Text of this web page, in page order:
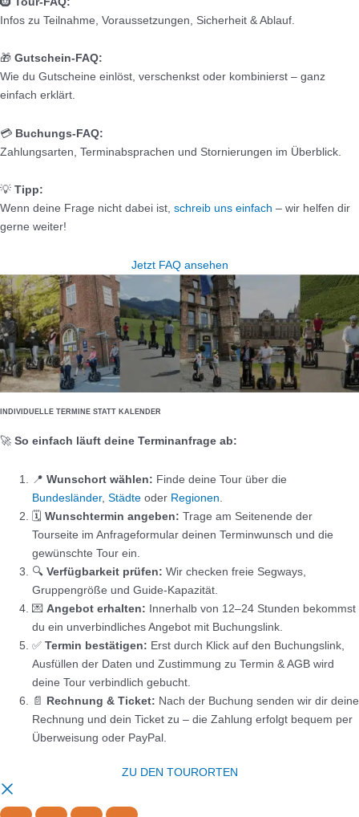
Infos zu Teilnahme, Voraussetzungen, Sicherheit & Ablauf.
🎁 Gutschein-FAQ:
Wie du Gutscheine einlöst, verschenkst oder kombinierst – ganz
einfach erklärt.
💳 Buchungs-FAQ:
Zahlungsarten, Terminabsprachen und Stornierungen im Überblick.
💡 Tipp:
Wenn deine Frage nicht dabei ist, schreib uns einfach – wir helfen dir
gerne weiter!
Jetzt FAQ ansehen
INDIVIDUELLE TERMINE STATT KALENDER
🚀 So einfach läuft deine Terminanfrage ab:
📍 Wunschort wählen: Finde deine Tour über die
Bundesländer, Städte oder Regionen
🗓️ Wunschtermin angeben: Trage am Seitenende der
Tourseite im Anfrageformular deinen Terminwunsch und die
gewünschte Tour ein.
🔍 Verfügbarkeit prüfen: Wir checken freie Segways,
Gruppengröße und Guide-Kapazität.
💌 Angebot erhalten: Innerhalb von 12–24 Stunden bekommst
du ein unverbindliches Angebot mit Buchungslink.
✅ Termin bestätigen: Erst durch Klick auf den Buchungslink,
Ausfüllen der Daten und Zustimmung zu Termin & AGB wird
deine Tour verbindlich gebucht.
📄 Rechnung & Ticket: Nach der Buchung senden wir dir deine
Rechnung und dein Ticket zu – die Zahlung erfolgt bequem per
Überweisung oder PayPal.
ZU DEN TOURORTEN